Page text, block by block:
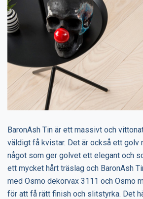
BaronAsh Tin är ett massivt och
väldigt få kvistar. Det är också ett golv
något som ger golvet ett elegant och
ett mycket hårt träslag och BaronAsh
med Osmo dekorvax 3111 och Osmo
för att få rätt finish och slitstyrka. Det